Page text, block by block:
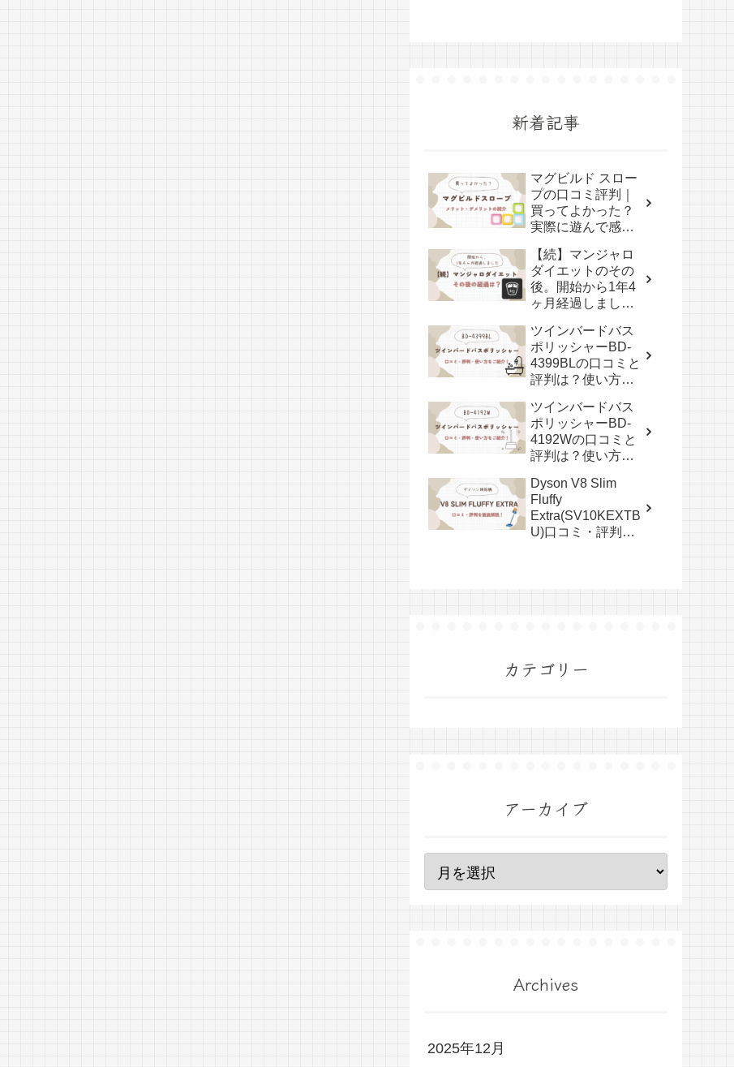
新着記事
マグビルド スロー
プの口コミ評判｜
買ってよかった？
実際に遊んで感じ
リット
【続】マンジャロ
ダイエットのその
後。開始から1年4
ヶ月経過しまし
ツインバードバス
ポリッシャーBD-
4399BLの口コミと
評判は？使い方も
ツインバードバス
ポリッシャーBD-
4192Wの口コミと
評判は？使い方も
Dyson V8 Slim
Fluffy
Extra(SV10KEXTB
U)口コミ・評判を
カテゴリー
アーカイブ
Archives
2025年12月